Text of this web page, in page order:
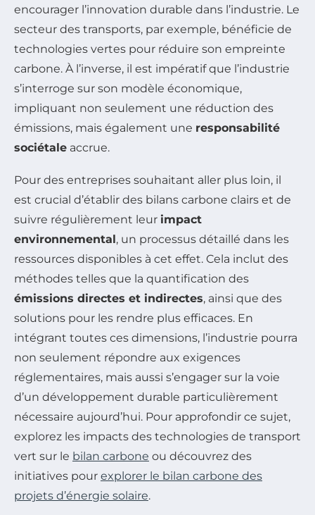
encourager l’innovation durable dans l’industrie. Le
secteur des transports, par exemple, bénéficie de
technologies vertes pour réduire son empreinte
carbone. À l’inverse, il est impératif que l’industrie
s’interroge sur son modèle économique,
impliquant non seulement une réduction des
émissions, mais également une responsabilité
sociétale accrue.
Pour des entreprises souhaitant aller plus loin, il
est crucial d’établir des bilans carbone clairs et de
suivre régulièrement leur impact
environnemental , un processus détaillé dans les
ressources disponibles à cet effet. Cela inclut des
méthodes telles que la quantification des
émissions directes et indirectes, ainsi que des
solutions pour les rendre plus efficaces. En
intégrant toutes ces dimensions, l’industrie pourra
non seulement répondre aux exigences
réglementaires, mais aussi s’engager sur la voie
d’un développement durable particulièrement
nécessaire aujourd’hui. Pour approfondir ce sujet,
explorez les impacts des technologies de transport
vert sur le bilan carbone ou découvrez des
initiatives pour explorer le bilan carbone des
projets d’énergie solaire.